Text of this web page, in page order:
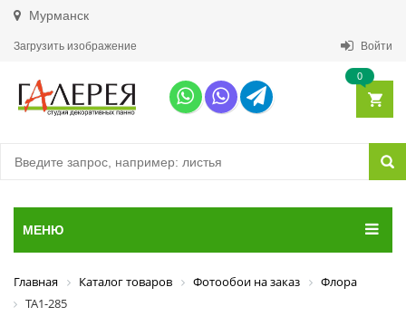
Мурманск
Загрузить изображение Войти
0
МЕНЮ
Главная Каталог товаров Фотообои на заказ
Флора
ТА1-285